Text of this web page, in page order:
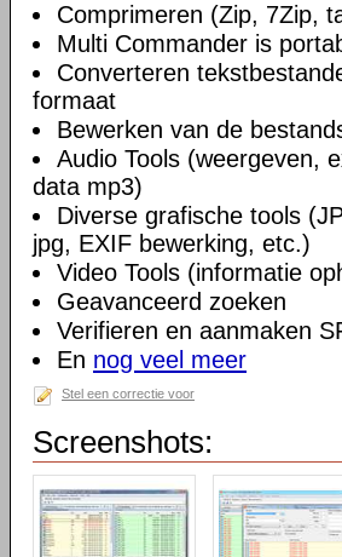
Comprimeren (Zip, 7Zip,
Multi Commander is
Converteren
formaat
Bewerken van de
Audio Tools (weergeven,
data mp3)
Diverse grafische tools
jpg, EXIF bewerking, etc.)
Video Tools (informatie
Geavanceerd zoeken
Verifieren en aanmaken
En nog veel meer
Stel een correctie voor
Screenshots: